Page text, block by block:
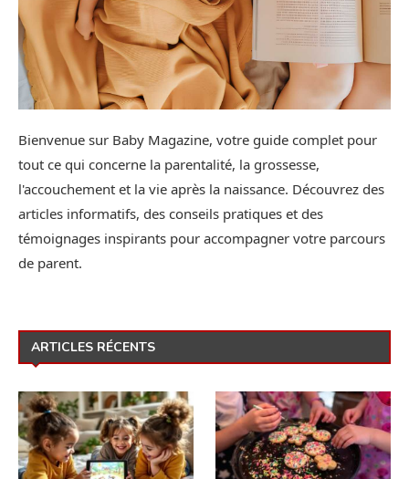
Bienvenue sur Baby Magazine, votre guide complet pour
tout ce qui concerne la parentalité, la grossesse,
l'accouchement et la vie après la naissance. Découvrez des
articles informatifs, des conseils pratiques et des
témoignages inspirants pour accompagner votre parcours
de parent.
ARTICLES RÉCENTS